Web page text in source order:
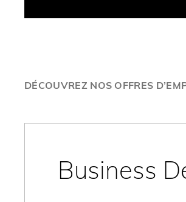
DÉCOUVREZ NOS OFFRES
Business